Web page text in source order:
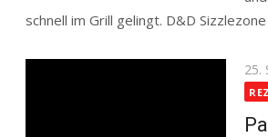
schnell im Grill gelingt. D&D Sizzlezone
on
25.